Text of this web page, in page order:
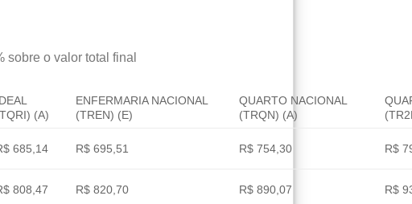
sobre o valor total final
(A)
ENFERMARIA NACIONAL
(TREN) (E)
QUARTO NACIONAL
(TRQN) (A)
685,14 R$ 695,51 R$ 754,30 R$
808,47 R$ 820,70 R$ 890,07 R$